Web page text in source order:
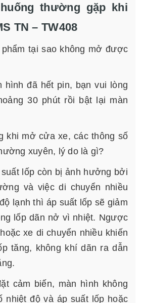
thường gặp khi
TN – TW408
tại sao không mở được
hình đã hết pin, bạn vui lòng
30 phút rồi bật lại màn
khi mở cửa xe, các thông số
xuyên, lý do là gì?
lốp còn bị ảnh hưởng bởi
và việc di chuyển nhiều
lạnh thì áp suất lốp sẽ giảm
lốp dãn nở vì nhiệt. Ngược
xe di chuyển nhiều khiến
tăng, không khí dãn ra dẫn
cảm biến, màn hình không
nhiệt độ và áp suất lốp hoặc